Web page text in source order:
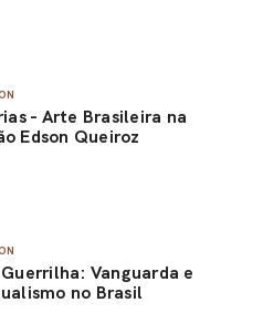
- Arte Brasileira na
Edson Queiroz
Vanguarda e
no Brasil